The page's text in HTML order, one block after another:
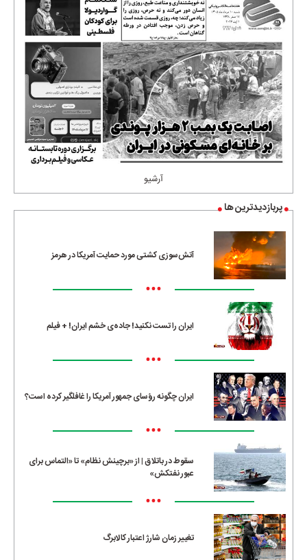
آرشیو
پربازدیدترین ها
آتش‌سوزی کشتی مورد حمایت آمریکا در هرمز
•••
ایران را تست نکنید! جاده‌ی خشم ایران! + فیلم
•••
ایران چگونه رؤسای جمهور آمریکا را غافلگیر کرده است؟
•••
سقوط در باتلاق | از «برچینش نظام» تا «التماس برای
عبور نفتکش»
•••
تغییر زمان شارژ اعتبار کالابرگ